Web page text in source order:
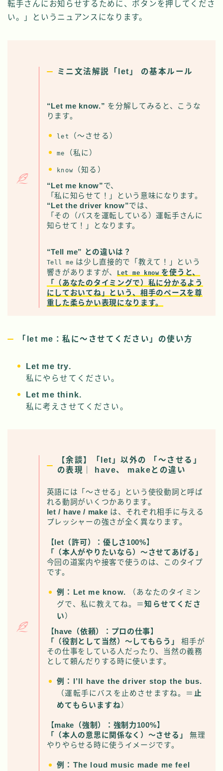
転手さんにお知らせするために、ボタンを押してくださ
い。」というニュアンスになります。
ミニ文法解説「let」 の基本ルール
“Let me know.” を分解してみると、こうな
ります。
let （～させる）
me （私に）
know
（知る）
“Let me know”で、
「私に知らせて！」という意味になります。
“Let the driver know”では、
「その（バスを運転している）運転手さんに
知らせて！」となります。
“Tell me” との違いは？
Tell me は少し直接的で「教えて！」という
響きがありますが、
Let me knowを使うと、
「（あなたのタイミングで）私に分かるよう
にしておいてね」という、相手のペースを尊
重した柔らかい表現になります。
「let me：私に～させてください」の使い方
Let me try.
私にやらせてください。
Let me think.
私に考えさせてください。
【余談】「
let」以外の 「〜させる」
の表現｜
have、 makeとの違い
英語には「〜させる」という使役動詞と呼ば
れる動詞がいくつかあります。
let / have / make は、それぞれ相手に与える
プレッシャーの強さが全く異なります。
【let（許可）：優しさ100%】
「（本人がやりたいなら）〜させてあげる」
今回の道案内や接客で使うのは、このタイプ
です。
例：Let me know. （あなたのタイミン
グで、私に教えてね。＝知らせてくださ
い）
【have（依頼）：プロの仕事】
「（役割として当然）〜してもらう」
相手が
その仕事をしている人だったり、当然の義務
として頼んだりする時に使います。
例：I’ll have the driver stop the bus.
（運転手にバスを止めさせますね。＝ 止
めてもらいますね）
【make（強制）：強制力100%】
「（本人の意思に関係なく）〜させる」
無理
やりやらせる時に使うイメージです。
例：The loud music made me feel